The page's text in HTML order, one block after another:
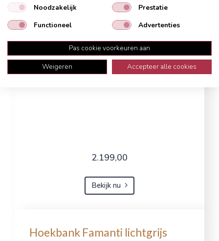
2.199,00
Bekijk nu
Hoekbank Famanti lichtgrijs
Noodzakelijk
Prestatie
Functioneel
Advertenties
Pas cookie voorkeuren aan
Weigeren
Accepteer alle cookies